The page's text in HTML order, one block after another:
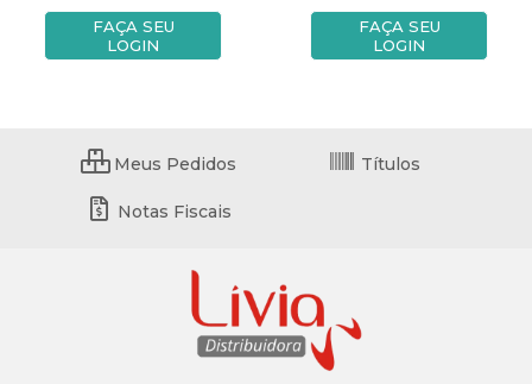
FAÇA SEU
LOGIN
FAÇA SEU
LOGIN
Meus Pedidos Títulos
Notas Fiscais